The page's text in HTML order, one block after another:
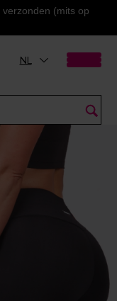
verzonden (mits op
NL